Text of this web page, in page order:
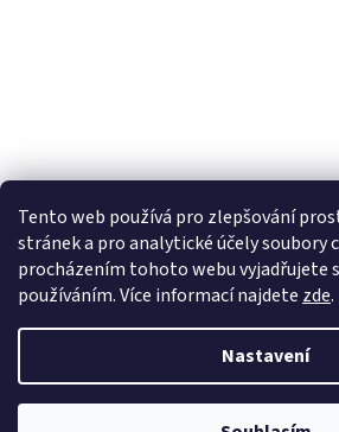
Tento web používá pro zlepšování
stránek a pro analytické účelysoubory
procházením tohoto webu vyjadřujete
používáním. Více informacínajdete zde.
Nastavení
Sledovat na Instagramu
Copyright 2026Pletanky. Všechna